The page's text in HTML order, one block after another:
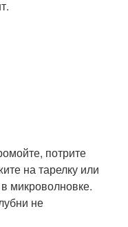
потрите
на тарелку или
микроволновке.
не